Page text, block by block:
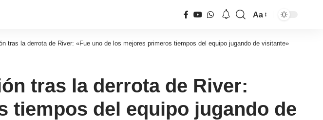
fuente
Aa
tras la derrota de River: «Fue uno de los mejores primeros tiempos del equipo jugando de visitante»
tras la derrota de River:
tiempos del equipo jugando de